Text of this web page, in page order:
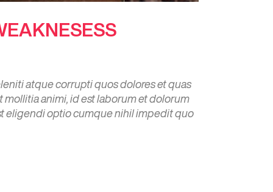
atque corrupti quos dolores et quas
animi, id est laborum et dolorum
eligendi optio cumque nihil impedit quo